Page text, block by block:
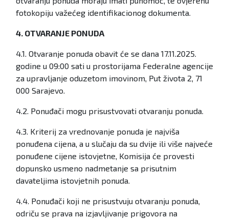
fotokopiju važećeg identifikacionog dokumenta.
4. OTVARANJE PONUDA
4.1. Otvaranje ponuda obavit će se dana 17.11.2025.
godine u 09:00 sati u prostorijama Federalne agencije
za upravljanje oduzetom imovinom, Put života 2, 71
000 Sarajevo.
4.2. Ponuđači mogu prisustvovati otvaranju ponuda.
4.3. Kriterij za vrednovanje ponuda je najviša
ponuđena cijena, a u slučaju da su dvije ili više najveće
ponuđene cijene istovjetne, Komisija će provesti
dopunsko usmeno nadmetanje sa prisutnim
davateljima istovjetnih ponuda.
4.4. Ponuđači koji ne prisustvuju otvaranju ponuda,
odriču se prava na izjavljivanje prigovora na